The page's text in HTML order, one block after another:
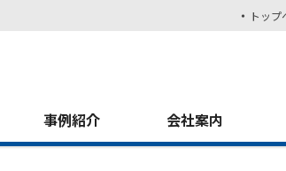
トップ
事例紹介 会社案内